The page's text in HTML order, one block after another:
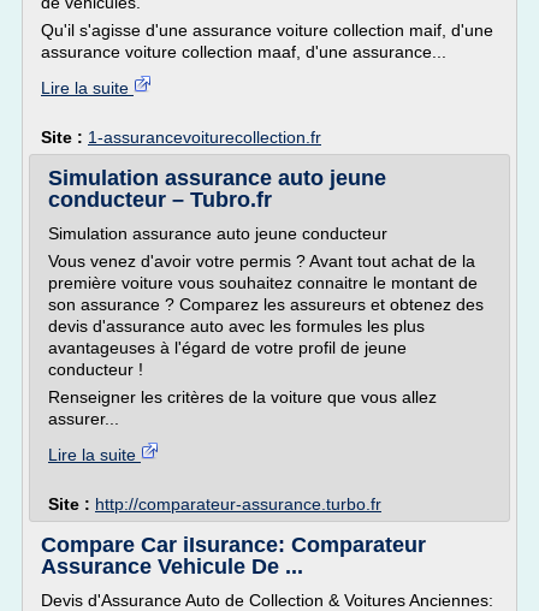
Qu'il s'agisse d'une assurance voiture collection maif, d'une
assurance voiture collection maaf, d'une assurance...
Lire la suite
Site : 1-assurancevoiturecollection.fr
Simulation assurance auto jeune
conducteur – Tubro.fr
Simulation assurance auto jeune conducteur
Vous venez d'avoir votre permis ? Avant tout achat de la
première voiture vous souhaitez connaitre le montant de
son assurance ? Comparez les assureurs et obtenez des
devis d'assurance auto avec les formules les plus
avantageuses à l'égard de votre profil de jeune
conducteur !
Renseigner les critères de la voiture que vous allez
assurer...
Lire la suite
Site : http://comparateur-assurance.turbo.fr
Compare Car iIsurance: Comparateur
Assurance Vehicule De ...
Devis d'Assurance Auto de Collection & Voitures Anciennes: